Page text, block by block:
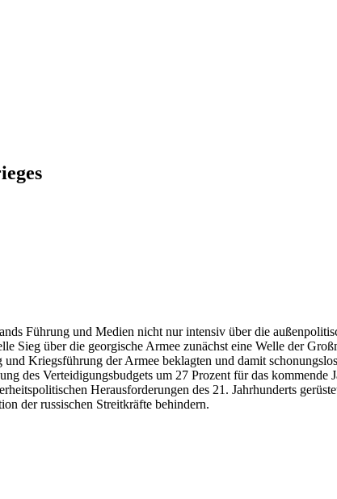
Führung und Medien nicht nur intensiv über die
Sieg über die georgische Armee zunächst eine Welle der
Kriegsführung der Armee beklagten und damit
des Verteidigungsbudgets um 27 Prozent für das
Herausforderungen des 21. Jahrhunderts
der russischen Streitkräfte behindern.